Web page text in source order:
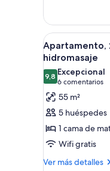
balcón
(Spa)
Abrir
todas
las
fotos
de
Apartamento,
2
bañera
de
12
Apartamento,
hidromasaje
9,89,8 de 10
Excepcional
6 comentarios
(6
55 m²
5 huéspedes
1 cama de
Wifi gratis
Ver más detalles
Más